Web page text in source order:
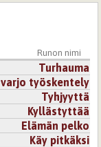
Runon nimi
Turhauma
varjo työskentely
Tyhjyyttä
Kyllästyttää
Elämän pelko
Käy pitkäksi